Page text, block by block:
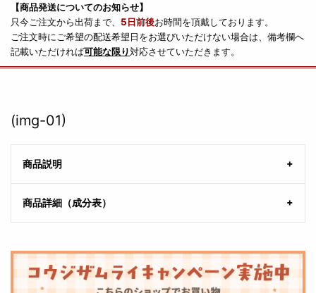
【商品発送についてのお知らせ】
只今ご注文から出荷まで、 5日前後お時間を頂戴しております。
ご注文時にご希望の配送希望日をお選びいただけない場合は、備考欄へ
記載いただければ可能な限り対応させていただきます。
(img-01)
商品説明
商品詳細（成分表）